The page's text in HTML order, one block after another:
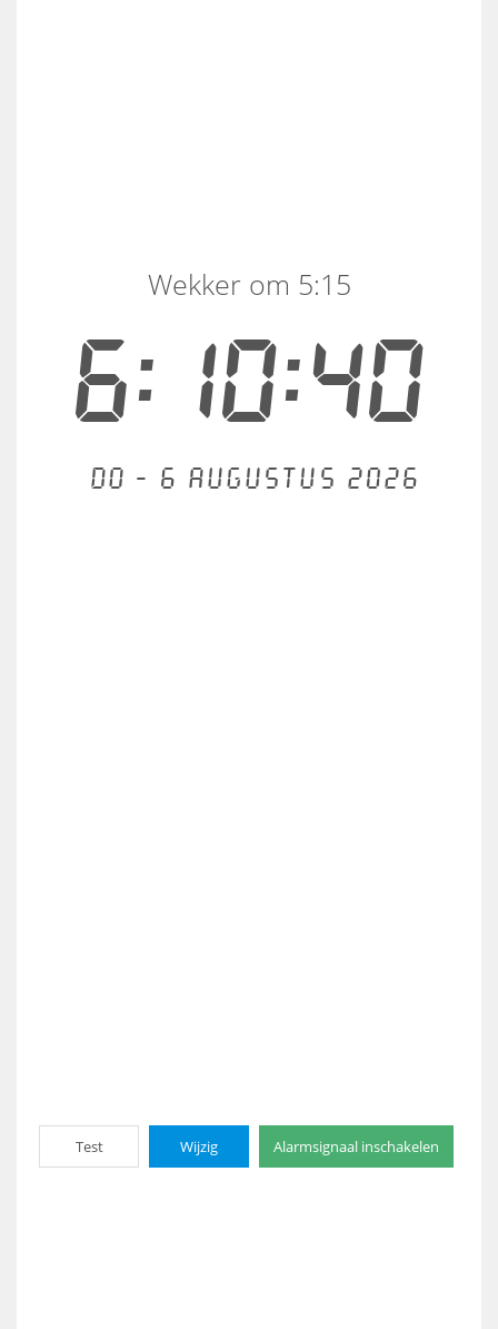
6:10:40
Wekker om 5:15
Do - 6 augustus 2026
Test Wijzig Alarmsignaal inschakelen